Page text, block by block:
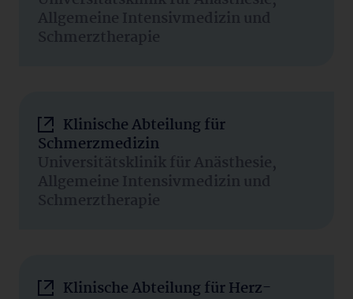
Allgemeine Intensivmedizin und
Schmerztherapie
Klinische Abteilung für
Schmerzmedizin
Universitätsklinik für Anästhesie,
Allgemeine Intensivmedizin und
Schmerztherapie
Klinische Abteilung für Herz-